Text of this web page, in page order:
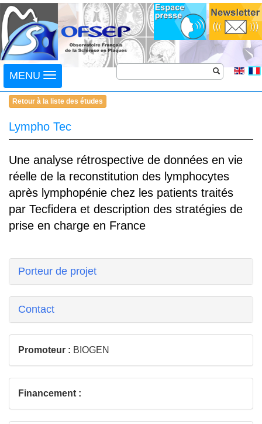
Toggle
navigation
MENU
Retour à la liste des études
Lympho Tec
Une analyse rétrospective de données en vie
réelle de la reconstitution des lymphocytes
après lymphopénie chez les patients traités
par Tecfidera et description des stratégies de
prise en charge en France
Porteur de projet
Contact
Promoteur : BIOGEN
Financement :